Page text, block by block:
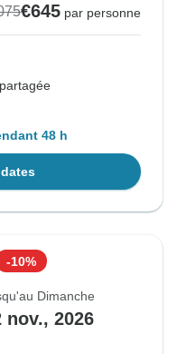
€645 par personne
48 h
-10%
Dimanche
nov., 2026